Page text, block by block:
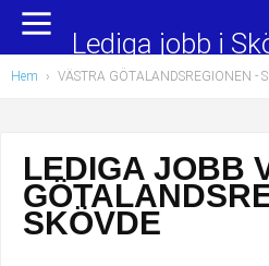
Administration, ekonomi,
Chefer och
Data/IT
Undersköterska,
Barnskötare
Lärare i förskola/
Lediga jobb i
Hem › VÄSTRA GÖTALANDSREGIONEN -
LEDIGA JOBB
SKÖVDE